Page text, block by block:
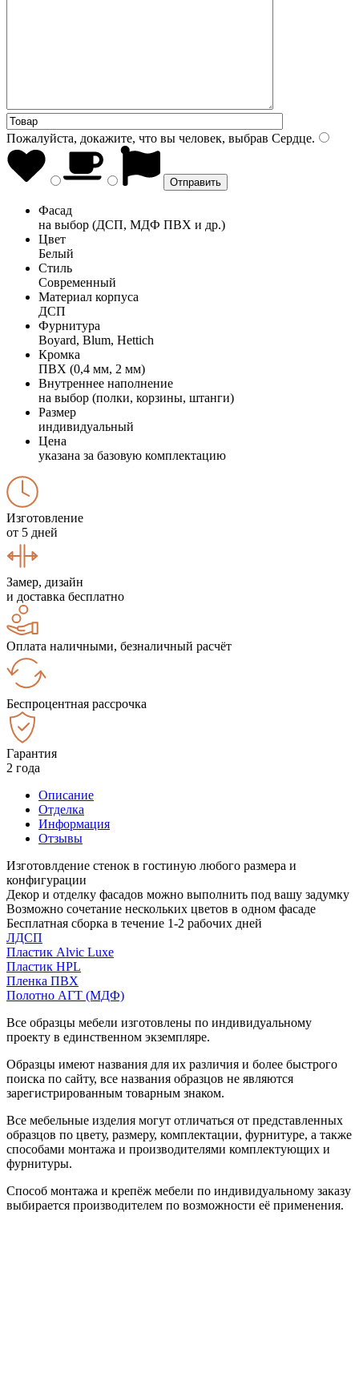
Пожалуйста, докажите, что вы человек, выбрав Сердце.
Фасад
на выбор (ДСП, МДФ ПВХ и др.)
Цвет
Белый
Стиль
Современный
Материал корпуса
ДСП
Фурнитура
Boyard, Blum, Hettich
Кромка
ПВХ (0,4 мм, 2 мм)
Внутреннее наполнение
на выбор (полки, корзины, штанги)
Размер
индивидуальный
Цена
указана за базовую комплектацию
Изготовление
от 5 дней
Замер, дизайн
и доставка бесплатно
Оплата наличными, безналичный расчёт
Беспроцентная рассрочка
Гарантия
2 года
Описание
Отделка
Информация
Отзывы
Изготовлдение стенок в гостиную любого размера и
конфигурации
Декор и отделку фасадов можно выполнить под вашу задумку
Возможно сочетание нескольких цветов в одном фасаде
Бесплатная сборка в течение 1-2 рабочих дней
ЛДСП
Пластик Alvic Luxe
Пластик HPL
Пленка ПВХ
Полотно АГТ (МДФ)
Все образцы мебели изготовлены по индивидуальному
проекту в единственном экземпляре.
Образцы имеют названия для их различия и более быстрого
поиска по сайту, все названия образцов не являются
зарегистрированным товарным знаком.
Все мебельные изделия могут отличаться от представленных
образцов по цвету, размеру, комплектации, фурнитуре, а также
способами монтажа и производителями комплектующих и
фурнитуры.
Способ монтажа и крепёж мебели по индивидуальному заказу
выбирается производителем по возможности её применения.